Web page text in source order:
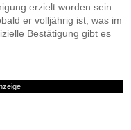
erzielt worden sein
er volljährig ist, was im
Bestätigung gibt es